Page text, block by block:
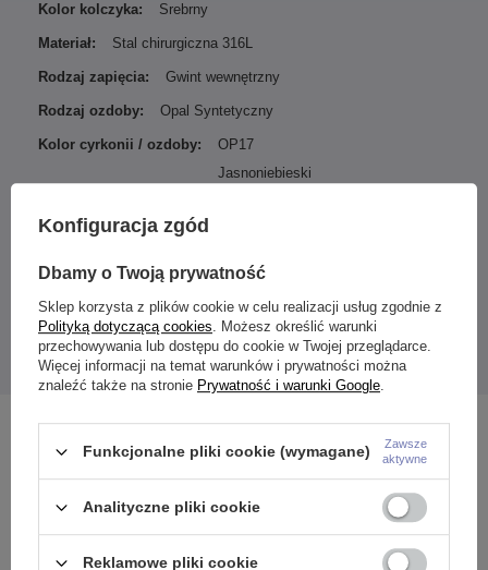
Wymiary:
Średnica kulek: 5-8 mm
Podana cena dotyczy 1 sztuki.
Kolor kolczyka: Srebrny
Materiał: Stal chirurgiczna 316L
Rodzaj zapięcia: Gwint wewnętrzny
Rodzaj ozdoby: Opal Syntetyczny
Kolor cyrkonii / ozdoby:
OP17
Jasnoniebieski
ten produkt na terenie UE
Zobacz również
Konfiguracja zgód
Dbamy o Twoją prywatność
Sklep korzysta z plików cookie w celu realizacji usług zgodnie z
Polityką dotyczącą cookies. Możesz określić warunki
przechowywania lub dostępu do cookie w Twojej przeglądarce.
Więcej informacji na temat warunków i prywatności można
znaleźć także na stronie Prywatność i warunki Google.
Funkcjonalne pliki cookie (wymagane)
Zawsze
aktywne
Analityczne pliki cookie
Reklamowe pliki cookie